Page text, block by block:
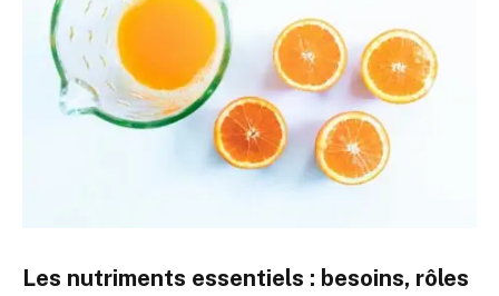
Les nutriments essentiels : besoins, rôles